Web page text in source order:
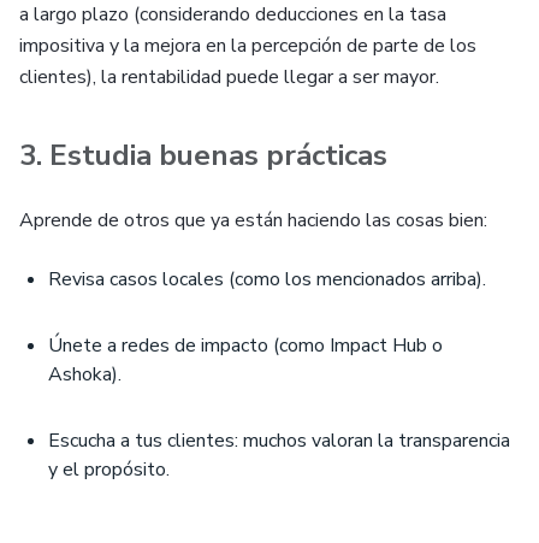
a largo plazo (considerando deducciones en la tasa
impositiva y la mejora en la percepción de parte de los
clientes), la rentabilidad puede llegar a ser mayor.
3. Estudia buenas prácticas
Aprende de otros que ya están haciendo las cosas bien:
Revisa casos locales (como los mencionados arriba).
Únete a redes de impacto (como Impact Hub o
Ashoka).
Escucha a tus clientes: muchos valoran la transparencia
y el propósito.